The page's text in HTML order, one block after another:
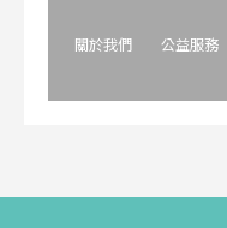
關於我們 公益服務